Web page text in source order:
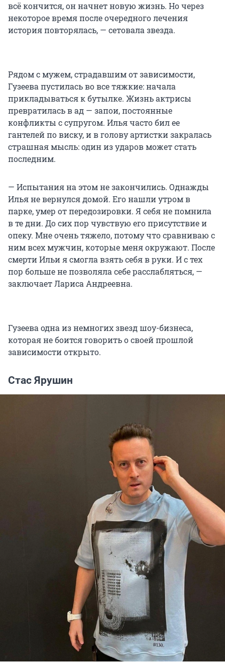
всё кончится, он начнет новую жизнь. Но через
некоторое время после очередного лечения
история повторялась, — сетовала звезда.
Рядом с мужем, страдавшим от зависимости,
Гузеева пустилась во все тяжкие: начала
прикладываться к бутылке. Жизнь актрисы
превратилась в ад — запои, постоянные
конфликты с супругом. Илья часто бил ее
гантелей по виску, и в голову артистки закралась
страшная мысль: один из ударов может стать
последним.
— Испытания на этом не закончились. Однажды
Илья не вернулся домой. Его нашли утром в
парке, умер от передозировки. Я себя не помнила
в те дни. До сих пор чувствую его присутствие и
опеку. Мне очень тяжело, потому что сравниваю с
ним всех мужчин, которые меня окружают. После
смерти Ильи я смогла взять себя в руки. И с тех
пор больше не позволяла себе расслабляться, —
заключает Лариса Андреевна.
Гузеева одна из немногих звезд шоу-бизнеса,
которая не боится говорить о своей прошлой
зависимости открыто.
Стас Ярушин